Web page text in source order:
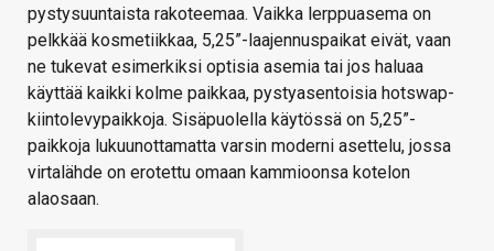
pystysuuntaista rakoteemaa. Vaikka lerppuasema on
pelkkää kosmetiikkaa, 5,25”-laajennuspaikat eivät, vaan
ne tukevat esimerkiksi optisia asemia tai jos haluaa
käyttää kaikki kolme paikkaa, pystyasentoisia hotswap-
kiintolevypaikkoja. Sisäpuolella käytössä on 5,25”-
paikkoja lukuunottamatta varsin moderni asettelu, jossa
virtalähde on erotettu omaan kammioonsa kotelon
alaosaan.